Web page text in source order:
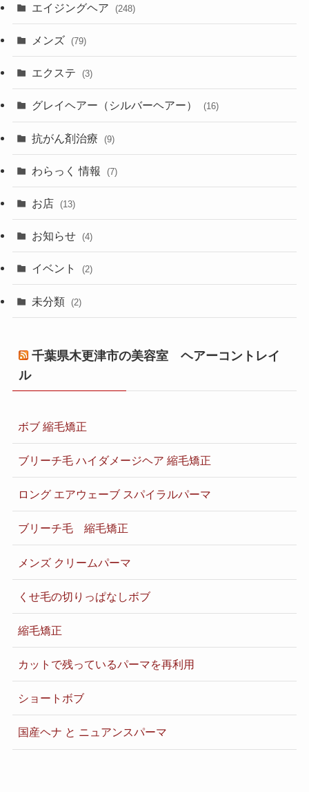
エイジングヘア (248)
メンズ (79)
エクステ (3)
グレイヘアー（シルバーヘアー） (16)
抗がん剤治療 (9)
わらっく 情報 (7)
お店 (13)
お知らせ (4)
イベント (2)
未分類 (2)
千葉県木更津市の美容室 ヘアーコントレイ
ル
ボブ 縮毛矯正
ブリーチ毛 ハイダメージヘア 縮毛矯正
ロング エアウェーブ スパイラルパーマ
ブリーチ毛 縮毛矯正
メンズ クリームパーマ
くせ毛の切りっぱなしボブ
縮毛矯正
カットで残っているパーマを再利用
ショートボブ
国産ヘナ と ニュアンスパーマ